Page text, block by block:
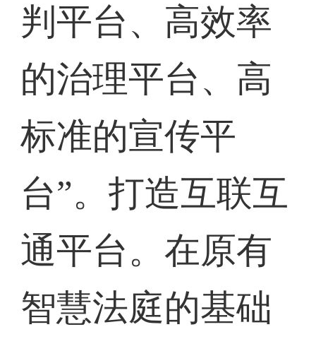
判平台、高效率
的治理平台、高
标准的宣传平
台”。打造互联互
通平台。在原有
智慧法庭的基础